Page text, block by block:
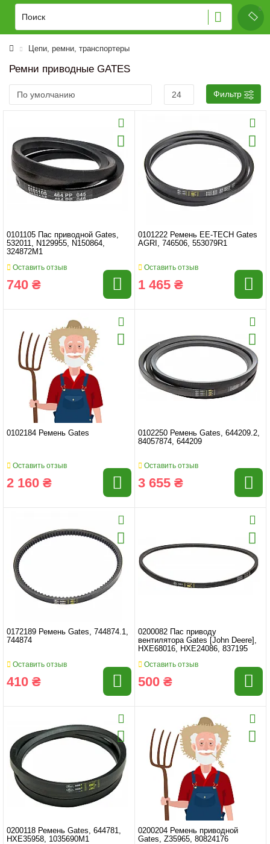
Цепи, ремни, транспортеры
Ремни приводные GATES
Фильтр
0101105 Пас приводной Gates,
532011, N129955, N150864, ​​
324872M1
Оставить отзыв
740 ₴
0101222 Ремень EE-TECH Gates
AGRI, 746506, 553079R1
Оставить отзыв
1 465 ₴
0102184 Ремень Gates
Оставить отзыв
2 160 ₴
0102250 Ремень Gates, 644209.2,
84057874, 644209
Оставить отзыв
3 655 ₴
0172189 Ремень Gates, 744874.1,
744874
Оставить отзыв
410 ₴
0200082 Пас приводу
вентилятора Gates [John Deere],
HXE68016, HXE24086, 837195
Оставить отзыв
500 ₴
0200118 Ремень Gates, 644781,
HXE35958, 1035690M1
0200204 Ремень приводной
Gates, Z35965, 80824176